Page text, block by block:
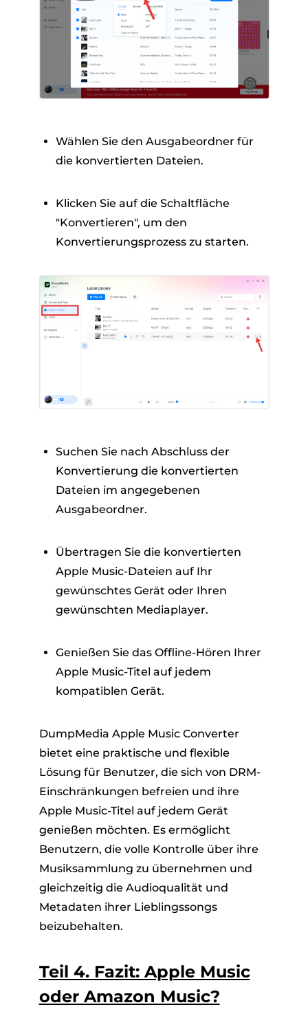
Wählen Sie den Ausgabeordner für
die konvertierten Dateien.
Klicken Sie auf die Schaltfläche
"Konvertieren", um den
Konvertierungsprozess zu starten.
Suchen Sie nach Abschluss der
Konvertierung die konvertierten
Dateien im angegebenen
Ausgabeordner.
Übertragen Sie die konvertierten
Apple Music-Dateien auf Ihr
gewünschtes Gerät oder Ihren
gewünschten Mediaplayer.
Genießen Sie das Offline-Hören Ihrer
Apple Music-Titel auf jedem
kompatiblen Gerät.
DumpMedia Apple Music Converter
bietet eine praktische und flexible
Lösung für Benutzer, die sich von DRM-
Einschränkungen befreien und ihre
Apple Music-Titel auf jedem Gerät
genießen möchten. Es ermöglicht
Benutzern, die volle Kontrolle über ihre
Musiksammlung zu übernehmen und
gleichzeitig die Audioqualität und
Metadaten ihrer Lieblingssongs
beizubehalten.
Teil 4. Fazit: Apple Music
oder Amazon Music?